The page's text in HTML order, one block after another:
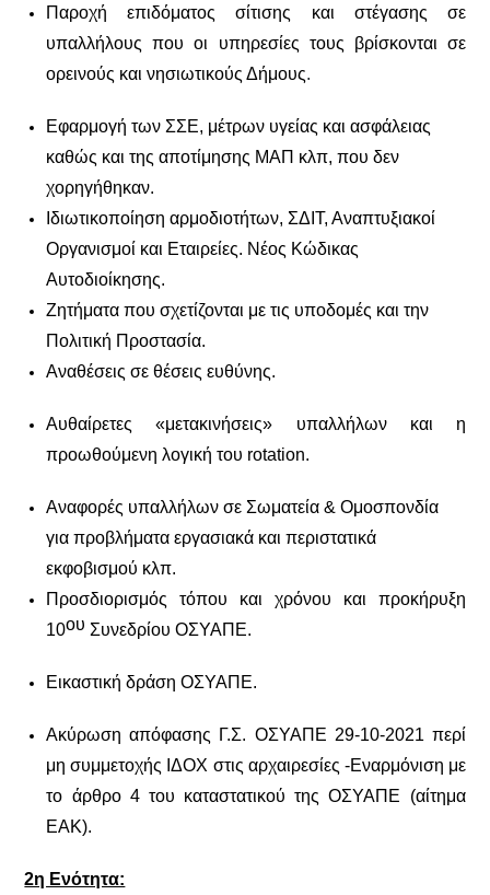
Παροχή επιδόματος σίτισης και στέγασης σε
υπαλλήλους που οι υπηρεσίες τους βρίσκονται σε
ορεινούς και νησιωτικούς Δήμους.
Εφαρμογή των ΣΣΕ, μέτρων υγείας και ασφάλειας
καθώς και της αποτίμησης ΜΑΠ κλπ, που δεν
χορηγήθηκαν.
Ιδιωτικοποίηση αρμοδιοτήτων, ΣΔΙΤ, Αναπτυξιακοί
Οργανισμοί και Εταιρείες. Νέος Κώδικας
Αυτοδιοίκησης.
Ζητήματα που σχετίζονται με τις υποδομές και την
Πολιτική Προστασία.
Αναθέσεις σε θέσεις ευθύνης.
Αυθαίρετες «μετακινήσεις» υπαλλήλων και η
προωθούμενη λογική του rotation.
Αναφορές υπαλλήλων σε Σωματεία & Ομοσπονδία
για προβλήματα εργασιακά και περιστατικά
εκφοβισμού κλπ.
Προσδιορισμός τόπου και χρόνου και προκήρυξη
10ου Συνεδρίου ΟΣΥΑΠΕ.
Εικαστική δράση ΟΣΥΑΠΕ.
Ακύρωση απόφασης Γ.Σ. ΟΣΥΑΠΕ 29-10-2021 περί
μη συμμετοχής ΙΔΟΧ στις αρχαιρεσίες -Εναρμόνιση με
το άρθρο 4 του καταστατικούτης ΟΣΥΑΠΕ (αίτημα
ΕΑΚ).
2η Ενότητα: